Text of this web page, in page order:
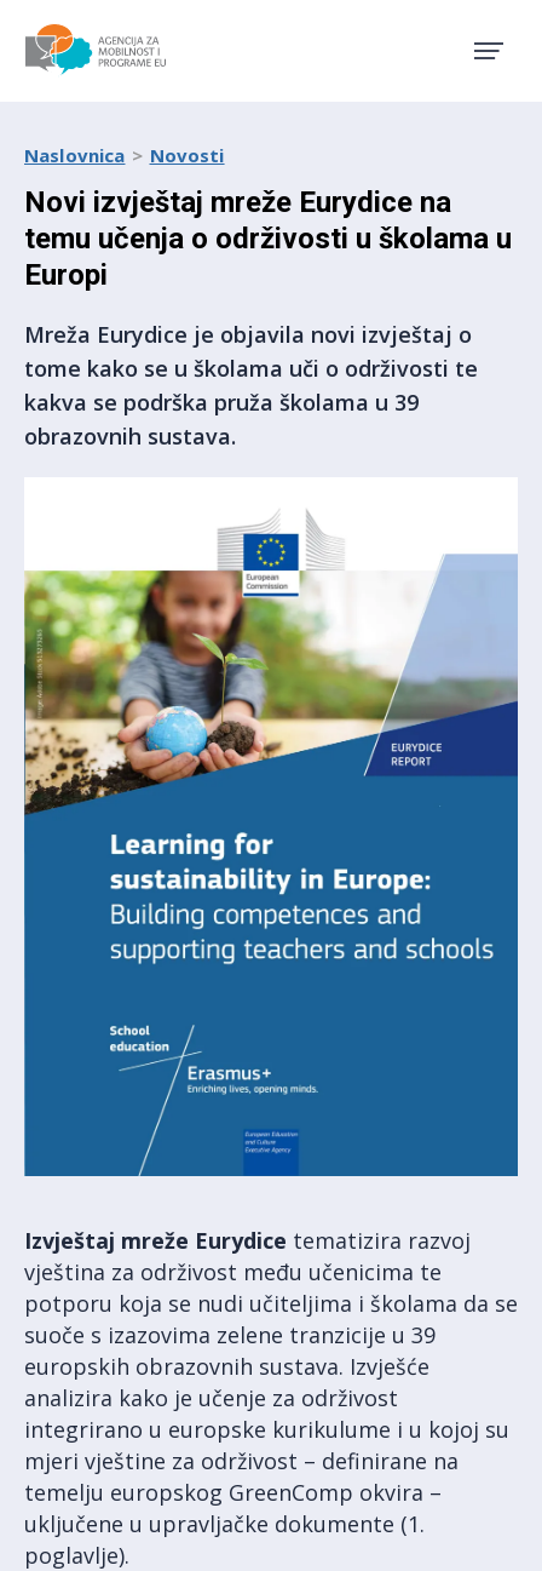
Naslovnica Novosti
Novi izvještaj mreže Eurydice na
temu učenja o održivosti u školama u
Europi
Mreža Eurydice je objavila novi izvještaj o
tome kako se u školama uči o održivosti te
kakva se podrška pruža školama u 39
obrazovnih sustava.
Izvještaj mreže Eurydice tematizira razvoj
vještina za održivost među učenicima te
potporu koja se nudi učiteljima i školama da se
suoče s izazovima zelene tranzicije u 39
europskih obrazovnih sustava. Izvješće
analizira kako je učenje za održivost
integrirano u europske kurikulume i u kojoj su
mjeri vještine za održivost – definirane na
temelju europskog GreenComp okvira –
uključene u upravljačke dokumente (1.
poglavlje).